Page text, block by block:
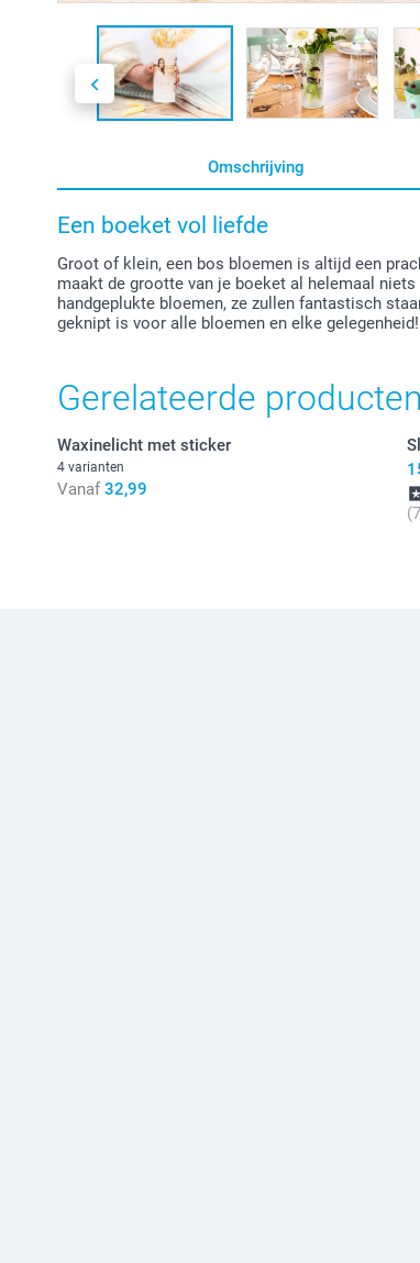
Omschrijving
Een boeket vol liefde
Groot of klein, een bos bloemen is altijd een
maakt de grootte van je boeket al helemaal
handgeplukte bloemen, ze zullen fantastisch
geknipt is voor alle bloemen en elke gelegenheid!
Gerelateerde producten
Waxinelicht met sticker
4 varianten
Vanaf 32,99